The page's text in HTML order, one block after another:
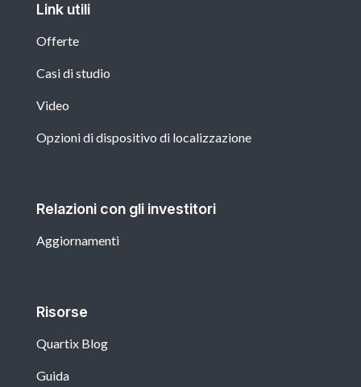
Link utili
Offerte
Casi di studio
Video
Opzioni di dispositivo di localizzazione
Relazioni con gli investitori
Aggiornamenti
Risorse
Quartix Blog
Guida